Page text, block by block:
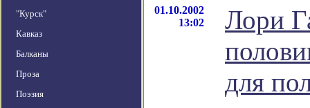
"Курск"
Кавказ
Балканы
Проза
Поэзия
01.10.2002
13:02
Лори
для